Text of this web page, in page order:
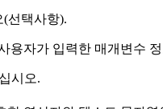
선택사항).
용자가 입력한 매개변수
시오.